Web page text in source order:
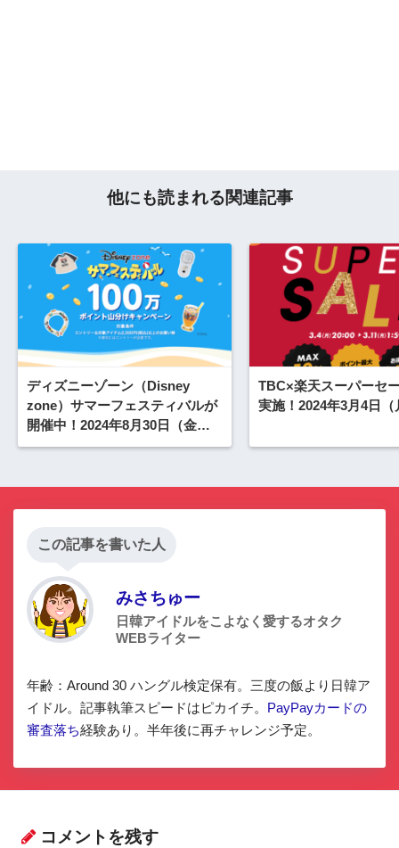
他にも読まれる関連記事
ディズニーゾーン（Disney
zone）サマーフェスティバルが
開催中！2024年8月30日（金）
まで100万ポイント山分けキャン
TBC×楽天スーパーセ
実施！2024年3月4日（
この記事を書いた人
みさちゅー
日韓アイドルをこよなく愛するオタク
WEBライター
年齢：Around 30 ハングル検定保有。三度の飯より日韓ア
イドル。記事執筆スピードはピカイチ。 PayPayカードの
審査落ち経験あり。半年後に再チャレンジ予定。
コメントを残す